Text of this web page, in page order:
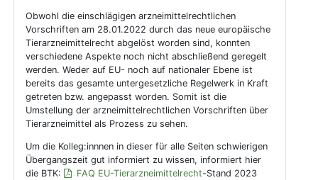
Obwohl die einschlägigen arzneimittelrechtlichen
Vorschriften am 28.01.2022 durch das neue europäische
Tierarzneimittelrecht abgelöst worden sind, konnten
verschiedene Aspekte noch nicht abschließend geregelt
werden. Weder auf EU- noch auf nationaler Ebene ist
bereits das gesamte untergesetzliche Regelwerk in Kraft
getreten bzw. angepasst worden. Somit ist die
Umstellung der arzneimittelrechtlichen Vorschriften über
Tierarzneimittel als Prozess zu sehen.
Um die Kolleg:innnen in dieser für alle Seiten schwierigen
Übergangszeit gut informiert zu wissen, informiert hier
die BTK:
FAQ EU-Tierarzneimittelrecht-Stand 2023